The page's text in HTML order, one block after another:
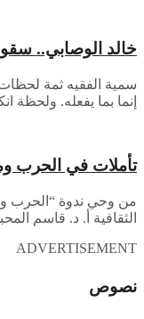
خالد الوصابي..
سمية الفقيه ثمة
إنما بما يفعله. ولحظة
تأملات في الحرب
الثقافية أ. د. قاسم
ADVERTISEMENT
نصوص